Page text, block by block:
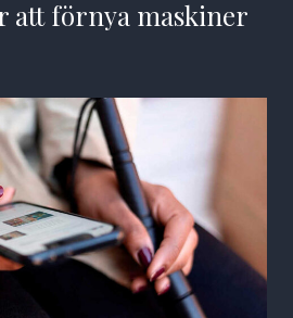
att förnya maskiner